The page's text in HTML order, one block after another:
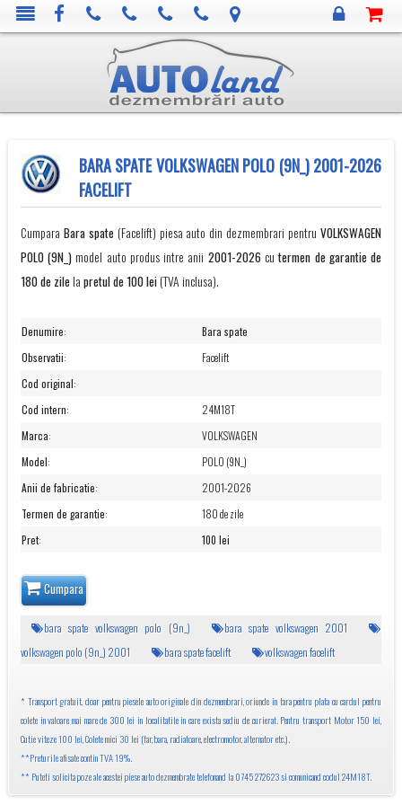
BARA SPATE VOLKSWAGEN POLO (9N_) 2001-2026
FACELIFT
Cumpara Bara spate (Facelift) piesa auto din dezmembrari pentruVOLKSWAGEN
POLO (9N_) model auto produs intre anii 2001-2026 cutermen de garantie de
180 de zile la pretul de 100 lei(TVA inclusa).
Denumire:
Bara spate
Observatii:
Facelift
Cod original:
Cod intern:
24M18T
Marca:
VOLKSWAGEN
Model:
POLO (9N_)
Anii de fabricatie:
2001-2026
Termen de garantie:
180 de zile
Pret: 100 lei
Cumpara
bara spate volkswagen polo (9n_)
bara spate volkswagen 2001
volkswagen polo (9n_) 2001
bara spate facelift volkswagen facelift
* Transport gratuit, doar pentru piesele auto originale din dezmembrari, oriunde in tara pentru plata cu cardul pentru
colete in valoare mai mare de 300 lei in localitatile in care exista sediu de curierat. Pentru transport Motor 150 lei,
Cutie viteze 100 lei, Colete mici 30 lei (far, bara, radiatoare, electromotor, alternator etc.).
**Preturile afisate contin TVA 19%.
** Puteti solicita poze ale acestei piese auto dezmembrate telefonand la 0745 272623 si comunicand codul 24M18T.